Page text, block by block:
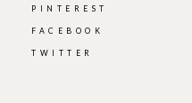
PINTEREST
FACEBOOK
TWITTER